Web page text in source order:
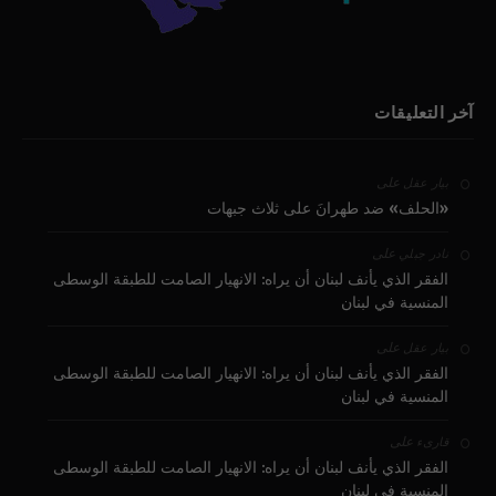
آخر التعليقات
بيار عقل على
«الحلف» ضد طهرانَ على ثلاث جبهات
نادر جبلي على
الفقر الذي يأنف لبنان أن يراه: الانهيار الصامت للطبقة الوسطى
المنسية في لبنان
بيار عقل على
الفقر الذي يأنف لبنان أن يراه: الانهيار الصامت للطبقة الوسطى
المنسية في لبنان
قارىء على
الفقر الذي يأنف لبنان أن يراه: الانهيار الصامت للطبقة الوسطى
المنسية في لبنان